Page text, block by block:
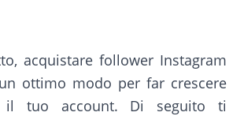
acquistare follower Instagram
ottimo modo per far crescere
il tuo account. Di seguito ti